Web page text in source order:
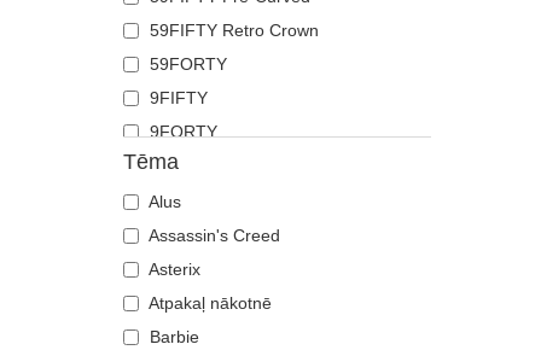
Govs
Grifs
Haizivs
Jāņtārpiņš
Jenots
Kaija
Kaķis
Kaza
Ķirzaka
Koijots
59FIFTY Retro Crown
59FORTY
9FIFTY
9FORTY
9FORTY APEX
9FORTY M-Crown
9SEVENTY
9TWENTY
A Frame
Casual Classic
Tēma
Alus
Assassin's Creed
Asterix
Atpakaļ nākotnē
Barbie